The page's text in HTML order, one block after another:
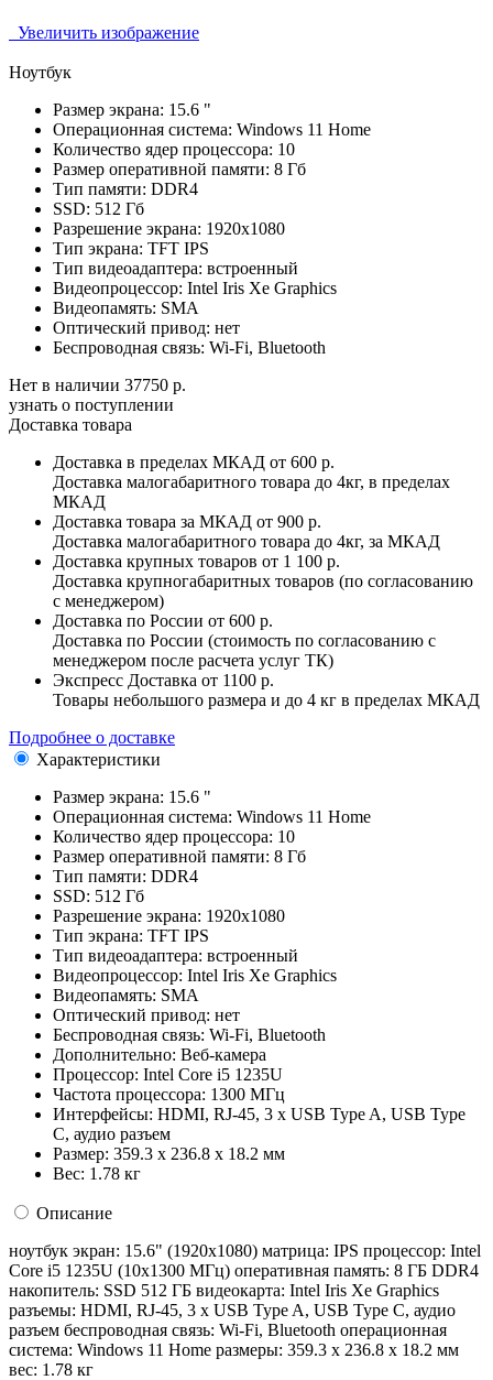
Увеличить изображение
Ноутбук
Размер экрана: 15.6 "
Операционная система: Windows 11 Home
Количество ядер процессора: 10
Размер оперативной памяти: 8 Гб
Тип памяти: DDR4
SSD: 512 Гб
Разрешение экрана: 1920x1080
Тип экрана: TFT IPS
Тип видеоадаптера: встроенный
Видеопроцессор: Intel Iris Xe Graphics
Видеопамять: SMA
Оптический привод: нет
Беспроводная связь: Wi-Fi, Bluetooth
Нет в наличии 37750 р.
узнать о поступлении
Доставка товара
Доставка в пределах МКАД от 600 р.
Доставка малогабаритного товара до 4кг, в пределах
МКАД
Доставка товара за МКАД от 900 р.
Доставка малогабаритного товара до 4кг, за МКАД
Доставка крупных товаров от 1 100 р.
Доставка крупногабаритных товаров (по согласованию
с менеджером)
Доставка по России от 600 р.
Доставка по России (стоимость по согласованию с
менеджером после расчета услуг ТК)
Экспресс Доставка от 1100 р.
Товары небольшого размера и до 4 кг в пределах МКАД
Подробнее о доставке
Характеристики
Размер экрана: 15.6 "
Операционная система: Windows 11 Home
Количество ядер процессора: 10
Размер оперативной памяти: 8 Гб
Тип памяти: DDR4
SSD: 512 Гб
Разрешение экрана: 1920x1080
Тип экрана: TFT IPS
Тип видеоадаптера: встроенный
Видеопроцессор: Intel Iris Xe Graphics
Видеопамять: SMA
Оптический привод: нет
Беспроводная связь: Wi-Fi, Bluetooth
Дополнительно: Веб-камера
Процессор: Intel Core i5 1235U
Частота процессора: 1300 МГц
Интерфейсы: HDMI, RJ-45, 3 x USB Type A, USB Type
C, аудио разъем
Размер: 359.3 x 236.8 x 18.2 мм
Вес: 1.78 кг
Описание
ноутбук экран: 15.6" (1920x1080) матрица: IPS процессор: Intel
Core i5 1235U (10x1300 МГц) оперативная память: 8 ГБ DDR4
накопитель: SSD 512 ГБ видеокарта: Intel Iris Xe Graphics
разъемы: HDMI, RJ-45, 3 x USB Type A, USB Type C, аудио
разъем беспроводная связь: Wi-Fi, Bluetooth операционная
система: Windows 11 Home pазмеры: 359.3 x 236.8 x 18.2 мм
вес: 1.78 кг